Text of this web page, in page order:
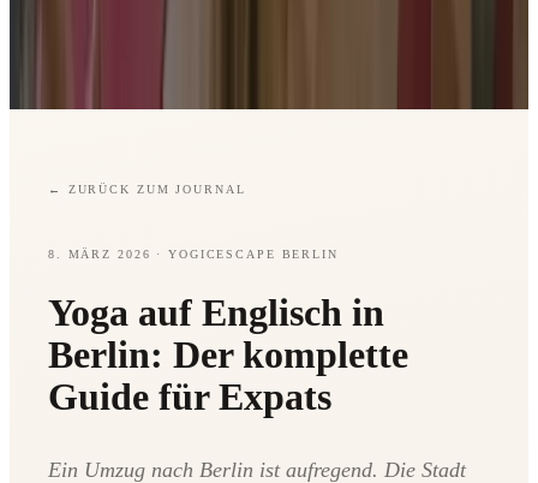
← ZURÜCK ZUM JOURNAL
8. MÄRZ 2026 · YOGICESCAPE BERLIN
Yoga auf Englisch in
Berlin: Der komplette
Guide für Expats
Ein Umzug nach Berlin ist aufregend. Die Stadt